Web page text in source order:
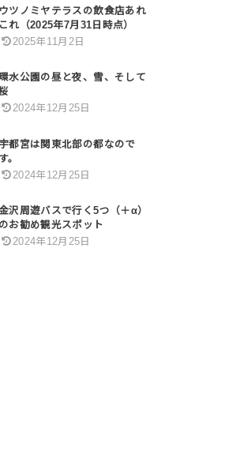
ウツノミヤテラスの飲食店あれ
これ（2025年7月31日時点）
2025年11月2日
水公園の昼と夜、雪、そして
2024年12月25日
宇都宮は関東北部の都なので
す。
2024年12月25日
沢周遊バスで行く5つ（＋α）
のお勧め観光スポット
2024年12月25日